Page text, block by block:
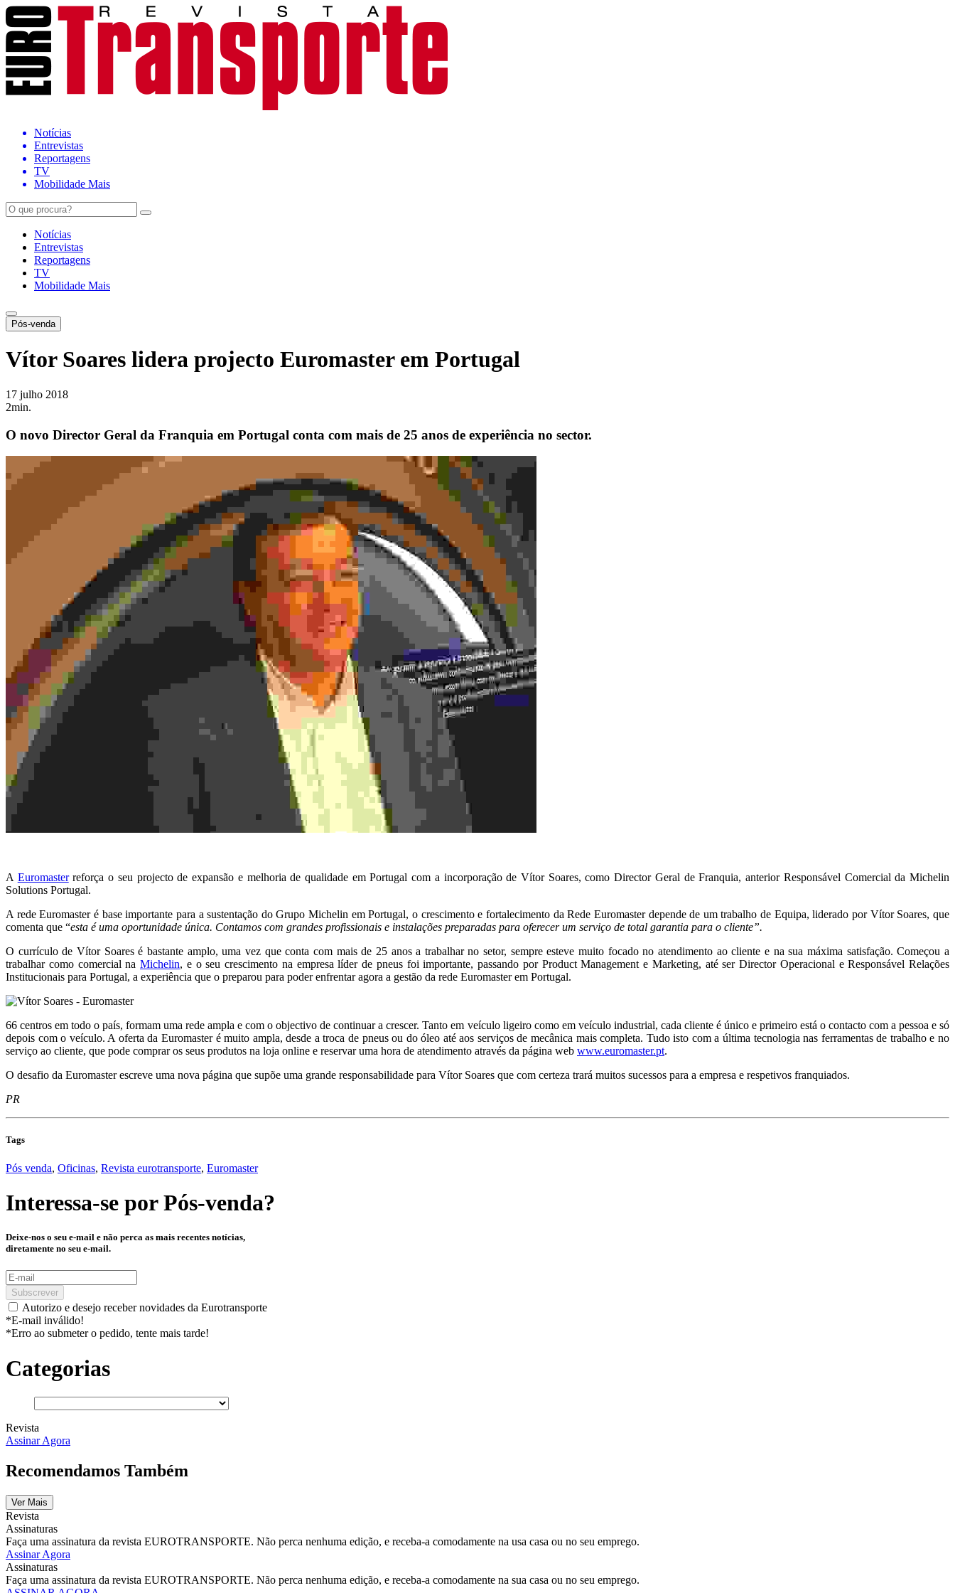
Notícias
Entrevistas
Reportagens
TV
Mobilidade Mais
Notícias
Entrevistas
Reportagens
TV
Mobilidade Mais
Pós-venda
Vítor Soares lidera projecto Euromaster em Portugal
17 julho 2018
2min.
O novo Director Geral da Franquia em Portugal conta com mais de 25 anos de experiência no sector.
A Euromasterreforça o seu projecto de expansão e melhoria de qualidade em Portugal com a incorporação de Vítor Soares, como Director Geral de Franquia, anterior Responsável Comercial da Michelin
Solutions Portugal.
A rede Euromaster é base importante para a sustentação do Grupo Michelin em Portugal, o crescimento e fortalecimento da Rede Euromaster depende de um trabalho de Equipa, liderado por Vítor Soares, que
comenta que “esta é uma oportunidade única. Contamos com grandes profissionais e instalações preparadas para oferecer um serviço de total garantia para o cliente”.
O currículo de Vítor Soares é bastante amplo, uma vez que conta com mais de 25 anos a trabalhar no setor, sempre esteve muito focado no atendimento ao cliente e na sua máxima satisfação. Começou a
trabalhar como comercial na Michelin, e o seu crescimento na empresa líder de pneus foi importante, passando por Product Management e Marketing, até ser Director Operacional e Responsável Relações
Institucionais para Portugal, a experiência que o preparou para poder enfrentar agora a gestão da rede Euromaster em Portugal.
66 centros em todo o país, formam uma rede ampla e com o objectivo de continuar a crescer. Tanto em veículo ligeiro como em veículo industrial, cada cliente é único e primeiro está o contacto com a pessoa e só
depois com o veículo. A oferta da Euromaster é muito ampla, desde a troca de pneus ou do óleo até aos serviços de mecânica mais completa. Tudo isto com a última tecnologia nas ferramentas de trabalho e no
serviço ao cliente, que pode comprar os seus produtos na loja online e reservar uma hora de atendimento através da página web www.euromaster.pt.
O desafio da Euromaster escreve uma nova página que supõe uma grande responsabilidade para Vítor Soares que com certeza trará muitos sucessos para a empresa e respetivos franquiados.
PR
Tags
Pós venda, Oficinas, Revista eurotransporte, Euromaster
Interessa-se porPós-venda?
Deixe-nos o seu e-mail e não perca as mais recentes notícias,
diretamente no seu e-mail.
Subscrever
Autorizo e desejo receber novidades da Eurotransporte
*E-mail inválido!
*Erro ao submeter o pedido, tente mais tarde!
Categorias
Revista
Assinar Agora
Recomendamos Também
Ver Mais
Revista
Assinaturas
Faça uma assinatura da revista EUROTRANSPORTE. Não perca nenhuma edição, e receba-a comodamente na usa casa ou no seu emprego.
Assinar Agora
Assinaturas
Faça uma assinatura da revista EUROTRANSPORTE. Não perca nenhuma edição, e receba-a comodamente na sua casa ou no seu emprego.